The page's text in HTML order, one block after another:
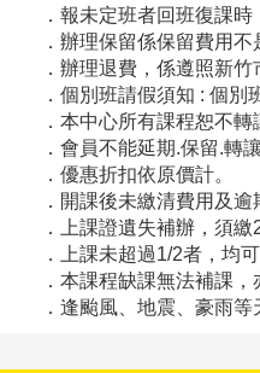
．報未定班者回班復課時
． 辦理保留係保留費用
． 辦理退費，係遵照新竹
．個別班請假須知 : 個
．本中心所有課程恕不轉
．會員不能延期.保留.轉讓
． 優惠折扣依原價計。
．開課後未繳清費用及逾
．上課證遺失補辦，須繳
．上課未超過1/2者，均可
．本課程缺課無法補課，
．逢颱風、地震、豪雨等